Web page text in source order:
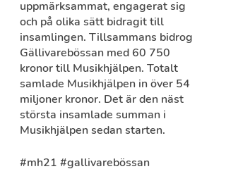
uppmärksammat, engagerat sig
och på olika sätt bidragit till
insamlingen. Tillsammans bidrog
Gällivarebössan med 60 750
kronor till Musikhjälpen. Totalt
samlade Musikhjälpen in över 54
miljoner kronor. Det är den näst
största insamlade summan i
Musikhjälpen sedan starten.
#mh21 #gallivarebössan